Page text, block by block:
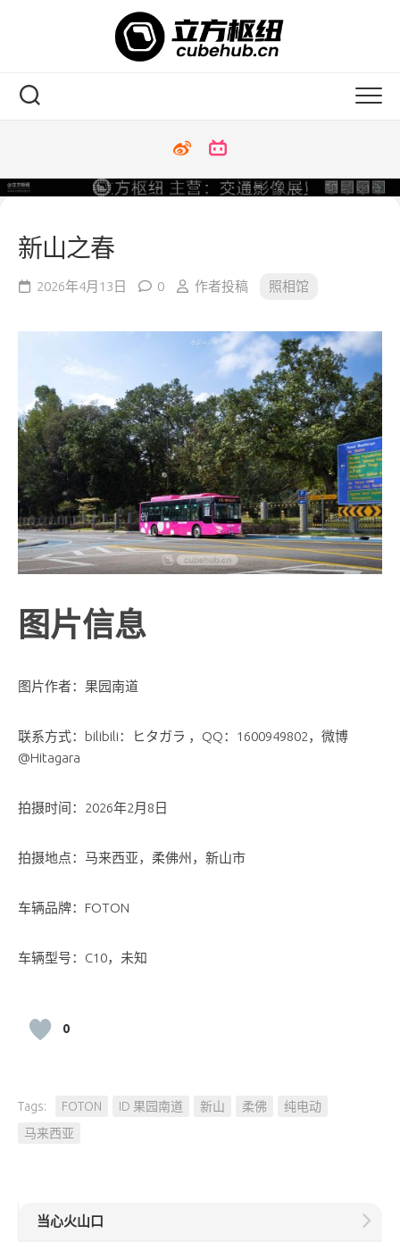
新山之春
2026年4月13日 0 作者投稿 照相馆
图片信息
图片作者：果园南道
联系方式：bilibili：ヒタガラ ，QQ：1600949802，微博
@Hitagara
拍摄时间：2026年2月8日
拍摄地点：马来西亚，柔佛州，新山市
车辆品牌：FOTON
车辆型号：C10，未知
0
Tags: FOTON ID 果园南道 新山 柔佛
纯电动
马来西亚
当心火山口